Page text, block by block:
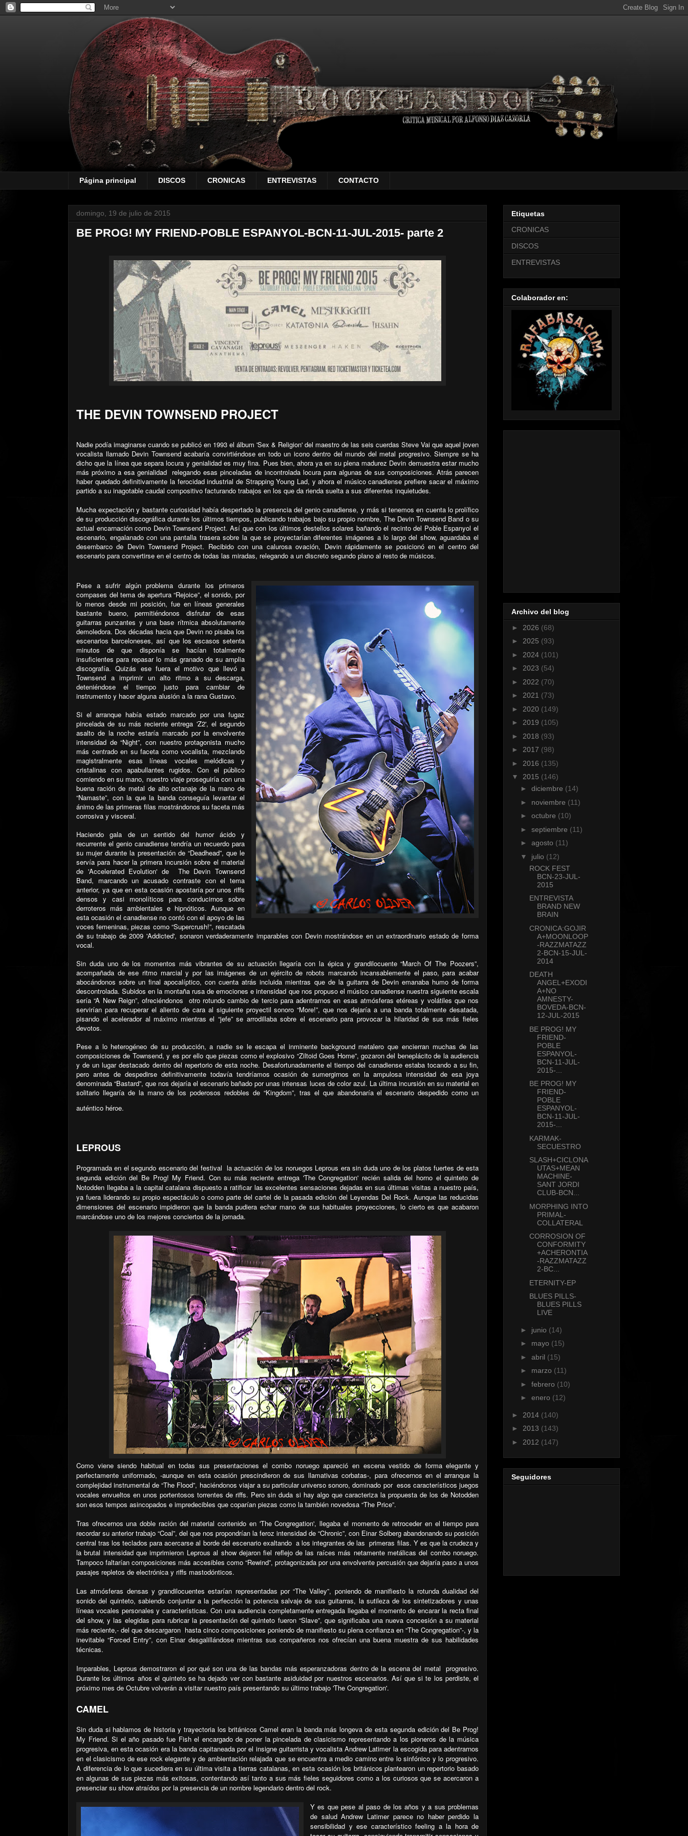
Página principal DISCOS CRONICAS ENTREVISTAS CONTACTO
domingo, 19 de julio de 2015
BE PROG! MY FRIEND-POBLE ESPANYOL-BCN-11-JUL-2015- parte 2
THE DEVIN TOWNSEND PROJECT
Nadie podía imaginarse cuando se publicó en 1993 el álbum 'Sex & Religion' del maestro de las seis cuerdas Steve Vai que aquel joven
vocalista llamado Devin Townsend acabaría convirtiéndose en todo un icono dentro del mundo del metal progresivo. Siempre se ha
dicho que la línea que separa locura y genialidad es muy fina. Pues bien, ahora ya en su plena madurez Devin demuestra estar mucho
más próximo a esa genialidad relegando esas pinceladas de incontrolada locura para algunas de sus composiciones. Atrás parecen
haber quedado definitivamente la ferocidad industrial de Strapping Young Lad, y ahora el músico canadiense prefiere sacar el máximo
partido a su inagotable caudal compositivo facturando trabajos en los que da rienda suelta a sus diferentes inquietudes.
Mucha expectación y bastante curiosidad había despertado la presencia del genio canadiense, y más si tenemos en cuenta lo prolífico
de su producción discográfica durante los últimos tiempos, publicando trabajos bajo su propio nombre, The Devin Townsend Band o su
actual encarnación como Devin Townsend Project. Así que con los últimos destellos solares bañando el recinto del Poble Espanyol el
escenario, engalanado con una pantalla trasera sobre la que se proyectarían diferentes imágenes a lo largo del show, aguardaba el
desembarco de Devin Townsend Project. Recibido con una calurosa ovación, Devin rápidamente se posicionó en el centro del
escenario para convertirse en el centro de todas las miradas, relegando a un discreto segundo plano al resto de músicos.
Pese a sufrir algún problema durante los primeros
compases del tema de apertura “Rejoice”, el sonido, por
lo menos desde mi posición, fue en líneas generales
bastante bueno, permitiéndonos disfrutar de esas
guitarras punzantes y una base rítmica absolutamente
demoledora. Dos décadas hacia que Devin no pisaba los
escenarios barceloneses, así que los escasos setenta
minutos de que disponía se hacían totalmente
insuficientes para repasar lo más granado de su amplia
discografía. Quizás ese fuera el motivo que llevó a
Townsend a imprimir un alto ritmo a su descarga,
deteniéndose el tiempo justo para cambiar de
instrumento y hacer alguna alusión a la rana Gustavo.
Si el arranque había estado marcado por una fugaz
pincelada de su más reciente entrega 'Z2', el segundo
asalto de la noche estaría marcado por la envolvente
intensidad de “Night”, con nuestro protagonista mucho
más centrado en su faceta como vocalista, mezclando
magistralmente esas líneas vocales melódicas y
cristalinas con apabullantes rugidos. Con el público
comiendo en su mano, nuestro viaje proseguiría con una
buena ración de metal de alto octanaje de la mano de
“Namaste”, con la que la banda conseguía levantar el
ánimo de las primeras filas mostrándonos su faceta más
corrosiva y visceral.
Haciendo gala de un sentido del humor ácido y
recurrente el genio canadiense tendría un recuerdo para
su mujer durante la presentación de “Deadhead”, que le
servía para hacer la primera incursión sobre el material
de 'Accelerated Evolution' de
The Devin Townsend
Band, marcando un acusado contraste con el tema
anterior, ya que en esta ocasión apostaría por unos riffs
densos y casi monolíticos para conducirnos sobre
derroteros más ambientales e hipnóticos. Aunque en
esta ocasión el canadiense no contó con el apoyo de las
voces femeninas, piezas como “Supercrush!”, rescatada
de su trabajo de 2009 'Addicted', sonaron verdaderamente imparables con Devin mostrándose en un extraordinario estado de forma
vocal.
Sin duda uno de los momentos más vibrantes de su actuación llegaría con la épica y grandilocuente “March Of The Poozers”,
acompañada de ese ritmo marcial y por las imágenes de un ejército de robots marcando incansablemente el paso, para acabar
abocándonos sobre un final apocalíptico, con cuenta atrás incluida mientras que de la guitarra de Devin emanaba humo de forma
descontrolada. Subidos en la montaña rusa de emociones e intensidad que nos propuso el músico canadiense nuestra siguiente escala
sería “A New Reign”, ofreciéndonos
otro rotundo cambio de tercio para adentrarnos en esas atmósferas etéreas y volátiles que nos
servirían para recuperar el aliento de cara al siguiente proyectil sonoro “More!”, que nos dejaría a una banda totalmente desatada,
pisando el acelerador al máximo mientras el “jefe” se arrodillaba sobre el escenario para provocar la hilaridad de sus más fieles
devotos.
Pese a lo heterogéneo de su producción, a nadie se le escapa el inminente background metalero que encierran muchas de las
composiciones de Townsend, y es por ello que piezas como el explosivo “Ziltoid Goes Home”, gozaron del beneplácito de la audiencia
y de un lugar destacado dentro del repertorio de esta noche. Desafortunadamente el tiempo del canadiense estaba tocando a su fin,
pero antes de despedirse definitivamente todavía tendríamos ocasión de sumergirnos en la ampulosa intensidad de esa joya
denominada “Bastard”, que nos dejaría el escenario bañado por unas intensas luces de color azul. La última incursión en su material en
solitario llegaría de la mano de los poderosos redobles de “Kingdom”, tras el que abandonaría el escenario despedido como un
auténtico héroe.
LEPROUS
Programada en el segundo escenario del festival la actuación de los noruegos Leprous era sin duda uno de los platos fuertes de esta
segunda edición del Be Prog! My Friend. Con su más reciente entrega 'The Congregation' recién salida del horno el quinteto de
Notodden llegaba a la capital catalana dispuesto a ratificar las excelentes sensaciones dejadas en sus últimas visitas a nuestro país,
ya fuera liderando su propio espectáculo o como parte del cartel de la pasada edición del Leyendas Del Rock. Aunque las reducidas
dimensiones del escenario impidieron que la banda pudiera echar mano de sus habituales proyecciones, lo cierto es que acabaron
marcándose uno de los mejores conciertos de la jornada.
Como viene siendo habitual en todas sus presentaciones el combo noruego apareció en escena vestido de forma elegante y
perfectamente uniformado, -aunque en esta ocasión prescindieron de sus llamativas corbatas-, para ofrecernos en el arranque la
complejidad instrumental de “The Flood”, haciéndonos viajar a su particular universo sonoro, dominado por esos característicos juegos
vocales envueltos en unos portentosos torrentes de riffs. Pero sin duda si hay algo que caracteriza la propuesta de los de Notodden
son esos tempos asincopados e impredecibles que coparían piezas como la también novedosa “The Price”.
Tras ofrecernos una doble ración del material contenido en 'The Congregation', llegaba el momento de retroceder en el tiempo para
recordar su anterior trabajo “Coal”, del que nos propondrían la feroz intensidad de “Chronic”, con Einar Solberg abandonando su posición
central tras los teclados para acercarse al borde del escenario exaltando a los integrantes de las primeras filas. Y es que la crudeza y
la brutal intensidad que imprimieron Leprous al show dejaron fiel reflejo de las raíces más netamente metálicas del combo noruego.
Tampoco faltarían composiciones más accesibles como “Rewind”, protagonizada por una envolvente percusión que dejaría paso a unos
pasajes repletos de electrónica y riffs mastodónticos.
Las atmósferas densas y grandilocuentes estarían representadas por “The Valley”, poniendo de manifiesto la rotunda dualidad del
sonido del quinteto, sabiendo conjuntar a la perfección la potencia salvaje de sus guitarras, la sutileza de los sintetizadores y unas
líneas vocales personales y características. Con una audiencia completamente entregada llegaba el momento de encarar la recta final
del show, y las elegidas para rubricar la presentación del quinteto fueron “Slave”, que significaba una nueva concesión a su material
más reciente,- del que descargaron hasta cinco composiciones poniendo de manifiesto su plena confianza en “The Congregation”-, y la
inevitable “Forced Entry”, con Einar desgalillándose mientras sus compañeros nos ofrecían una buena muestra de sus habilidades
técnicas.
Imparables, Leprous demostraron el por qué son una de las bandas más esperanzadoras dentro de la escena del metal progresivo.
Durante los últimos años el quinteto se ha dejado ver con bastante asiduidad por nuestros escenarios. Así que si te los perdiste, el
próximo mes de Octubre volverán a visitar nuestro país presentando su último trabajo 'The Congregation'.
CAMEL
Sin duda si hablamos de historia y trayectoria los británicos Camel eran la banda más longeva de esta segunda edición del Be Prog!
My Friend. Si el año pasado fue Fish el encargado de poner la pincelada de clasicismo representando a los pioneros de la música
progresiva, en esta ocasión era la banda capitaneada por el insigne guitarrista y vocalista Andrew Latimer la escogida para adentrarnos
en el clasicismo de ese rock elegante y de ambientación relajada que se encuentra a medio camino entre lo sinfónico y lo progresivo.
A diferencia de lo que sucediera en su última visita a tierras catalanas, en esta ocasión los británicos plantearon un repertorio basado
en algunas de sus piezas más exitosas, contentando así tanto a sus más fieles seguidores como a los curiosos que se acercaron a
presenciar su show atraídos por la presencia de un nombre legendario dentro del rock.
Y es que pese al paso de los años y a sus problemas
de salud Andrew Latimer parece no haber perdido la
sensibilidad y ese característico feeling a la hora de
Etiquetas
CRONICAS
DISCOS
ENTREVISTAS
Colaborador en:
Archivo del blog
► 2026 (68)
► 2025 (93)
► 2024 (101)
► 2023 (54)
► 2022 (70)
► 2021 (73)
► 2020 (149)
► 2019 (105)
► 2018 (93)
► 2017 (98)
► 2016 (135)
▼ 2015 (146)
► diciembre (14)
► noviembre (11)
► octubre (10)
► septiembre (11)
► agosto (11)
▼ julio (12)
ROCK FEST
BCN-23-JUL-
2015
ENTREVISTA
BRAND NEW
BRAIN
CRONICA:GOJIR
A+MOONLOOP
-RAZZMATAZZ
2-BCN-15-JUL-
2014
DEATH
ANGEL+EXODI
A+NO
AMNESTY-
BOVEDA-BCN-
12-JUL-2015
BE PROG! MY
FRIEND-
POBLE
ESPANYOL-
BCN-11-JUL-
2015-...
BE PROG! MY
FRIEND-
POBLE
ESPANYOL-
BCN-11-JUL-
2015-...
KARMAK-
SECUESTRO
SLASH+CICLONA
UTAS+MEAN
MACHINE-
SANT JORDI
CLUB-BCN...
MORPHING INTO
PRIMAL-
COLLATERAL
CORROSION OF
CONFORMITY
+ACHERONTIA
-RAZZMATAZZ
2-BC...
ETERNITY-EP
BLUES PILLS-
BLUES PILLS
LIVE
► junio (14)
► mayo (15)
► abril (15)
► marzo (11)
► febrero (10)
► enero (12)
► 2014 (140)
► 2013 (143)
► 2012 (147)
Seguidores